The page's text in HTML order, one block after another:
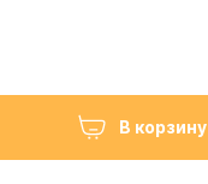
В корзину